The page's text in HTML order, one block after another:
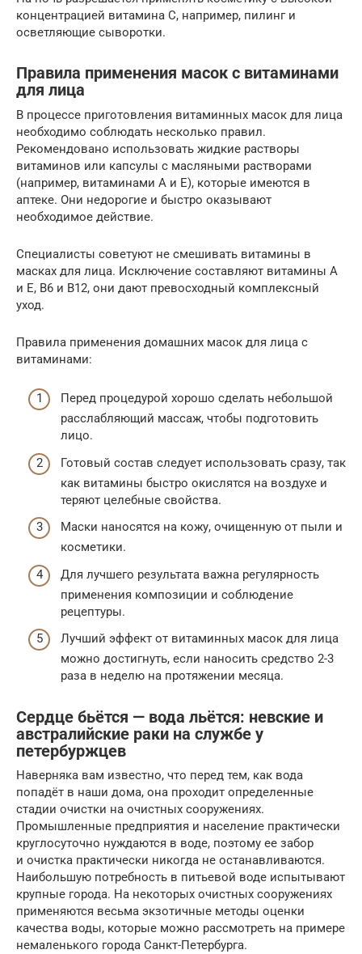
концентрацией витамина С, например, пилинг и
осветляющие сыворотки.
Правила применения масок с витаминами
для лица
В процессе приготовления витаминных масок для лица
необходимо соблюдать несколько правил.
Рекомендовано использовать жидкие растворы
витаминов или капсулы с масляными растворами
(например, витаминами А и Е), которые имеются в
аптеке. Они недорогие и быстро оказывают
необходимое действие.
Специалисты советуют не смешивать витамины в
масках для лица. Исключение составляют витамины А
и Е, В6 и В12, они дают превосходный комплексный
уход.
Правила применения домашних масок для лица с
витаминами:
Перед процедурой хорошо сделать небольшой
расслабляющий массаж, чтобы подготовить
лицо.
Готовый состав следует использовать сразу, так
как витамины быстро окислятся на воздухе и
теряют целебные свойства.
Маски наносятся на кожу, очищенную от пыли и
косметики.
Для лучшего результата важна регулярность
применения композиции и соблюдение
рецептуры.
Лучший эффект от витаминных масок для лица
можно достигнуть, если наносить средство 2-3
раза в неделю на протяжении месяца.
Сердце бьётся — вода льётся: невские и
австралийские раки на службе у
петербуржцев
Наверняка вам известно, что перед тем, как вода
попадёт в наши дома, она проходит определенные
стадии очистки на очистных сооружениях.
Промышленные предприятия и население практически
круглосуточно нуждаются в воде, поэтому ее забор
и очистка практически никогда не останавливаются.
Наибольшую потребность в питьевой воде испытывают
крупные города. На некоторых очистных сооружениях
применяются весьма экзотичные методы оценки
качества воды, которые можно рассмотреть на примере
немаленького города Санкт-Петербурга.